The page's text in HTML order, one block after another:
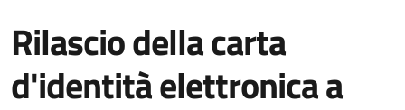
Rilascio della carta
d'identità elettronica a